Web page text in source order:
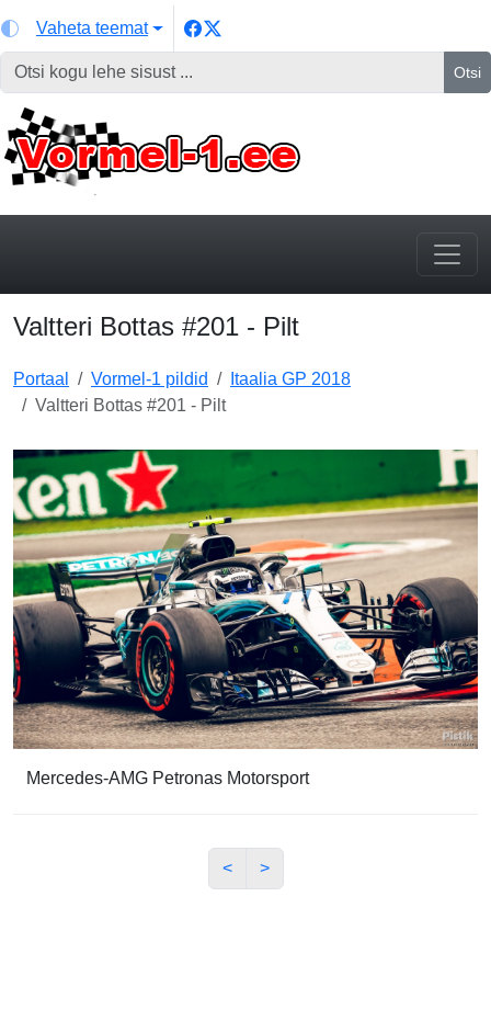
Vaheta teemat
Otsi
Valtteri Bottas #201 - Pilt
Portaal Vormel-1 pildid
Itaalia GP 2018
Valtteri Bottas #201 - Pilt
Mercedes-AMG Petronas Motorsport
< >